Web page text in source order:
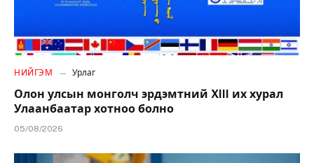
НИЙГЭМ Урлаг
Олон улсын монголч эрдэмтний XIII их хурал
Улаанбаатар хотноо болно
05/08/2026